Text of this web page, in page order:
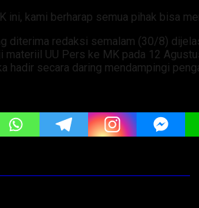
ini, kami berharap semua pihak bisa
diterima redaksi semalam (30/8)
materiil UU Pers ke MK pada 12
hadir secara daring mendampingi